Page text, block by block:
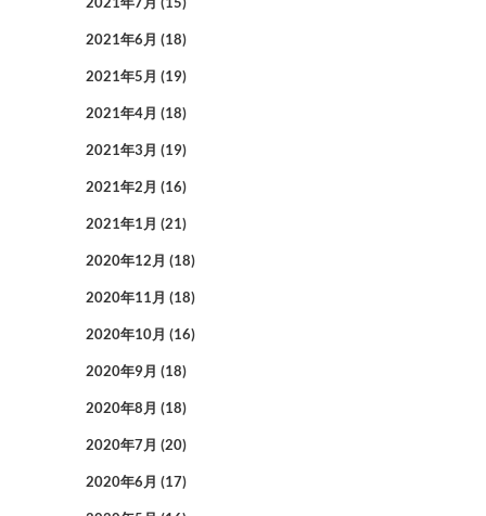
2021年6月 (18)
2021年5月 (19)
2021年4月 (18)
2021年3月 (19)
2021年2月 (16)
2021年1月 (21)
2020年12月 (18)
2020年11月 (18)
2020年10月 (16)
2020年9月 (18)
2020年8月 (18)
2020年7月 (20)
2020年6月 (17)